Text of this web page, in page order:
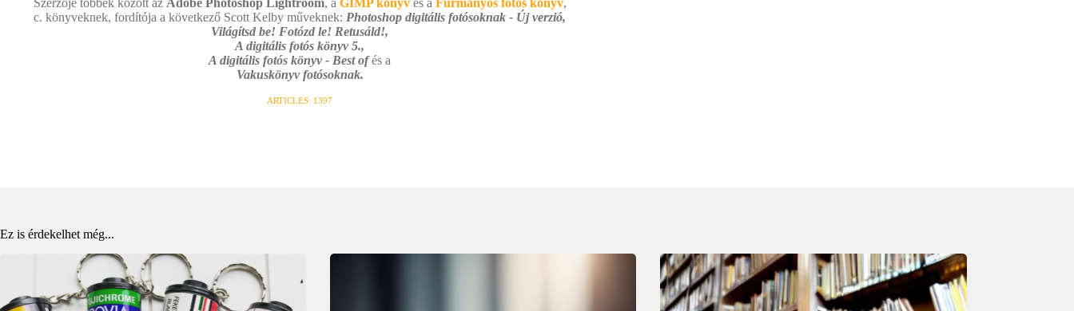
Szerzője többek között az Adobe Photoshop Lightroom, a GIMP könyvés a Furmányos fotós könyv,
c. könyveknek, fordítója a következő Scott Kelby műveknek: Photoshop digitális fotósoknak - Új verzió,
Világítsd be! Fotózd le! Retusáld!,
A digitális fotós könyv 5.,
A digitális fotós könyv - Best ofés a
Vakuskönyv fotósoknak.
ARTICLES: 1397
Ez is érdekelhet még...